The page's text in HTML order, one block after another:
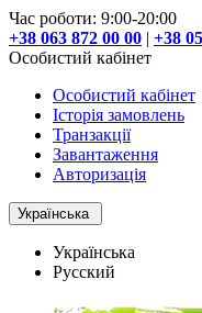
Час роботи: 9:00-20:00
+38 063 872 00 00 | +38
Особистий кабінет
Особистий кабінет
Історія замовлень
Транзакції
Завантаження
Авторизація
Українська
Українська
Русский